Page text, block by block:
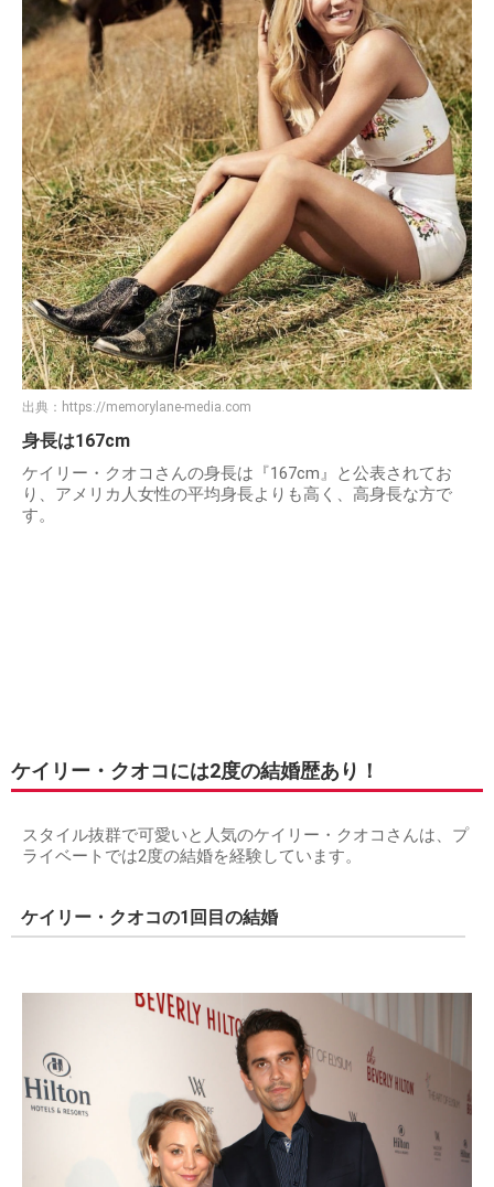
出典： https://memorylane-media.com
身長は167cm
ケイリー・クオコさんの身長は『167cm』と公表されてお
り、アメリカ人女性の平均身長よりも高く、高身長な方で
す。
ケイリー・クオコには2度の結婚歴あり！
スタイル抜群で可愛いと人気のケイリー・クオコさんは、プ
ライベートでは2度の結婚を経験しています。
ケイリー・クオコの1回目の結婚